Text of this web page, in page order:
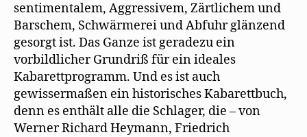
sentimentalem, Aggressivem, Zärtlichem und
Barschem, Schwärmerei und Abfuhr glänzend
gesorgt ist. Das Ganze ist geradezu ein
vorbildlicher Grundriß für ein ideales
Kabarettprogramm. Und es ist auch
gewissermaßen ein historisches Kabarettbuch,
denn es enthält alle die Schlager, die – von
Werner Richard Heymann, Friedrich